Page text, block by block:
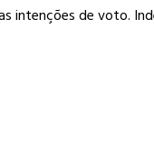
intenções de voto.